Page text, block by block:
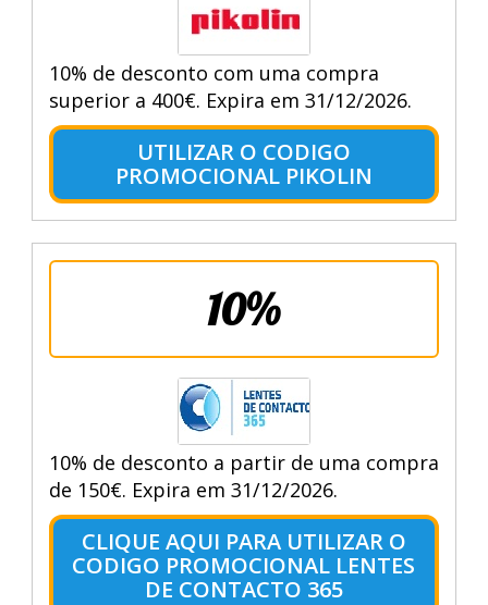
10% de desconto com uma compra
superior a 400€. Expira em 31/12/2026.
UTILIZAR O CODIGO
PROMOCIONAL PIKOLIN
10%
10% de desconto a partir de uma compra
de 150€. Expira em 31/12/2026.
CLIQUE AQUI PARA UTILIZAR O
CODIGO PROMOCIONAL LENTES
DE CONTACTO 365